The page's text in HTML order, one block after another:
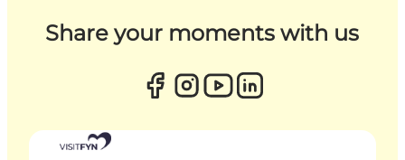
Share your moments with us